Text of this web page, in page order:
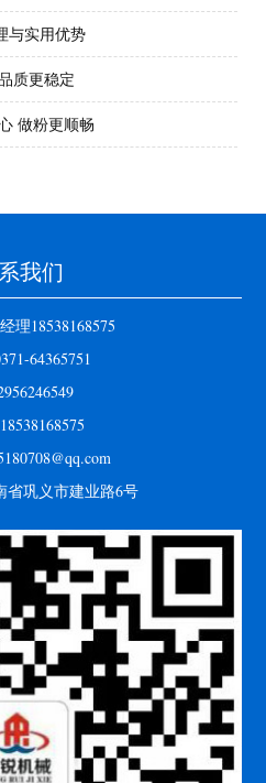
与实用优势
质更稳定
做粉更顺畅
我们
理18538168575
64365751
省巩义市建业路6号